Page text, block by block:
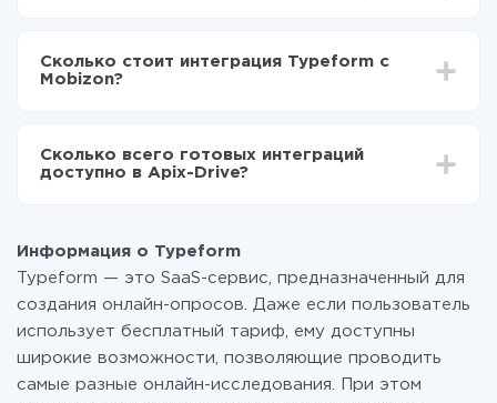
Теперь данные будут автоматически
передаваться из Typeform в Mobizon
отличаться и составлять от 5-ти до 30-минут. В
среднем настройка занимает 10-15 минут.
Сколько стоит интеграция Typeform с
Mobizon?
функционал. Вы оплачиваете только количество
данных, которые по факту передаются из одной
перейти на платный, при необходимости. Подробнее
отарифах .
Сколько всего готовых интеграций
доступно в Apix-Drive?
Информация о Typeform
Typeform — это SaaS-сервис, предназначенный для
создания онлайн-опросов. Даже если пользователь
использует бесплатный тариф, ему доступны
широкие возможности, позволяющие проводить
самые разные онлайн-исследования. При этом